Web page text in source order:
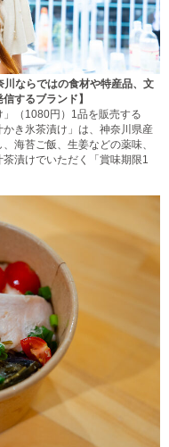
川ならではの食材や特産品、文
するブランド】
」（1080円）1品を販売する
かき氷茶漬け」は、神奈川県産
海苔ご飯、生姜などの薬味、
漬けでいただく「賞味期限1